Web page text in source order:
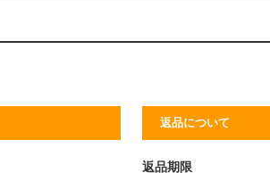
返品について
返品期限